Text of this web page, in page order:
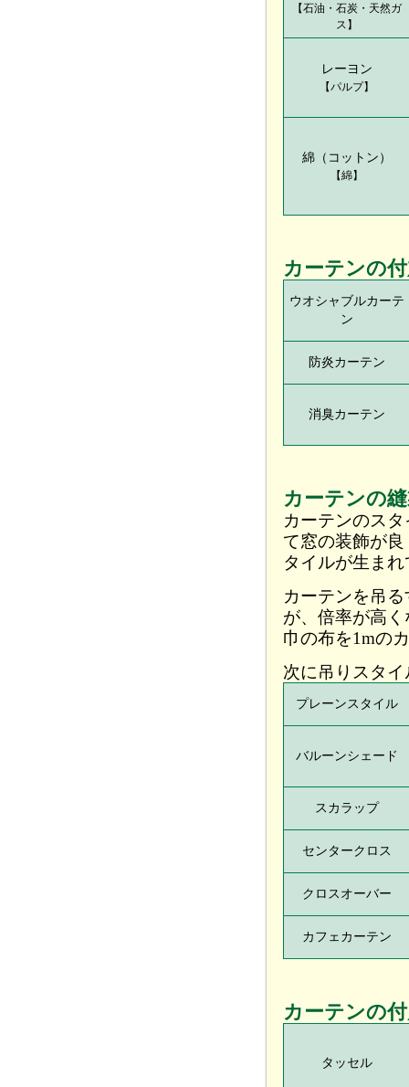
【石油・石炭・天然ガ
ス】
レーヨン
【パルプ】
綿（コットン）
【綿】
カーテンの
ウオシャブルカーテ
ン
防炎カーテン
消臭カーテン
カーテンの
カーテンのス
て窓の装飾が
タイルが生ま
カーテンを吊
が、倍率が高
巾の布を1mの
次に吊りスタ
プレーンスタイル
バルーンシェード
スカラップ
センタークロス
クロスオーバー
カフェカーテン
カーテンの
タッセル